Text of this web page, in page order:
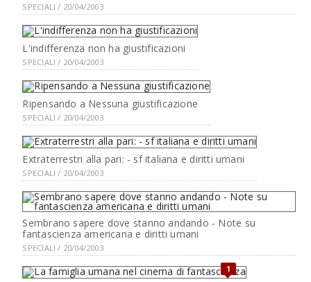
SPECIALI / 20/04/2003
L'indifferenza non ha giustificazioni
SPECIALI / 20/04/2003
Ripensando a Nessuna giustificazione
SPECIALI / 20/04/2003
Extraterrestri alla pari: - sf italiana e diritti umani
SPECIALI / 20/04/2003
Sembrano sapere dove stanno andando - Note su
fantascienza americana e diritti umani
SPECIALI / 20/04/2003
1